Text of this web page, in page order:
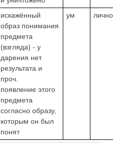
искажённый
образ понимания
предмета
(взгляда) - у
дарения нет
результата и
проч.
появление этого
предмета
согласно образу,
которым он был
понят
ум лично